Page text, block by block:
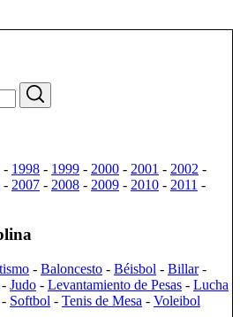
- 1998 - 1999 - 2000 - 2001 - 2002 -
- 2007 - 2008 - 2009 - 2010 - 2011 -
- Baloncesto - Béisbol - Billar-
- Judo - Levantamiento de Pesas - Lucha
- Softbol - Tenis de Mesa - Voleibol